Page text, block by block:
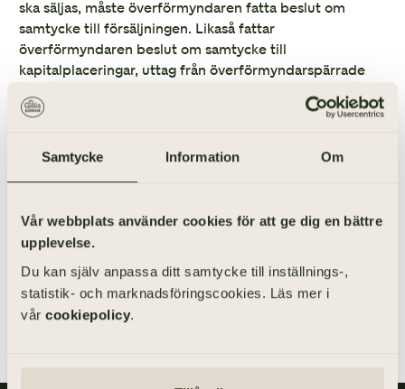
Samtycke Information Om
Vår webbplats använder cookies för att ge dig en bättre
upplevelse.
Du kan själv anpassa ditt samtycke till inställnings-,
statistik- och marknadsföringscookies. Läs mer i
vår cookiepolicy.
ska säljas, måste överförmyndaren fatta beslut om
samtycke till försäljningen. Likaså fattar
överförmyndaren beslut om samtycke till
kapitalplaceringar, uttag från överförmyndarspärrade
tillsyn, oavsett om den gode mannen är en närstående
utomstående, eftersom det är samma lagstiftning att
anhöriga, även behöver redovisa allt till
överförmyndaren och dessutom inte får fatta beslut i
alla frågor på egen hand, utan måste ansöka om
samtycke i många frågor.